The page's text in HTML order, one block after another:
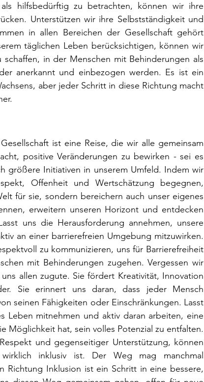
hilfsbedürftig zu betrachten, können wir ihre
Unterstützen wir ihre Selbstständigkeit und
in allen Bereichen der Gesellschaft gehört
täglichen Leben berücksichtigen, können wir
in der Menschen mit Behinderungen als
anerkannt und einbezogen werden. Es ist ein
aber jeder Schritt in diese Richtung macht
ist eine Reise, die wir alle gemeinsam
positive Veränderungen zu bewirken - sei es
größere Initiativen in unserem Umfeld. Indem wir
Offenheit und Wertschätzung begegnen,
für sie, sondern bereichern auch unser eigenes
erweitern unseren Horizont und entdecken
uns die Herausforderung annehmen, unsere
an einer barrierefreien Umgebung mitzuwirken.
zu kommunizieren, uns für Barrierefreiheit
mit Behinderungen zugehen. Vergessen wir
allen zugute. Sie fördert Kreativität, Innovation
Sie erinnert uns daran, dass jeder Mensch
seinen Fähigkeiten oder Einschränkungen. Lasst
Leben mitnehmen und aktiv daran arbeiten, eine
Möglichkeit hat, sein volles Potenzial zu entfalten.
und gegenseitiger Unterstützung, können
inklusiv ist. Der Weg mag manchmal
Richtung Inklusion ist ein Schritt in eine bessere,